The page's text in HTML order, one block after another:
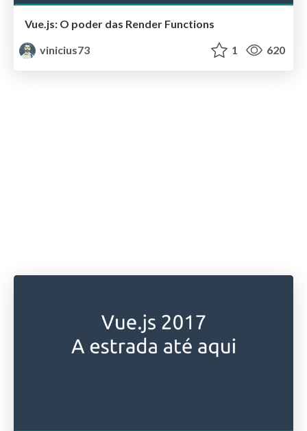
Vue.js: O poder das Render Functions
vinicius73
1 620